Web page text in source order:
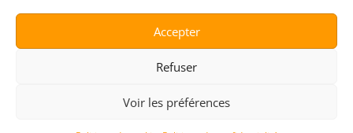
Accepter
Refuser
Voir les préférences